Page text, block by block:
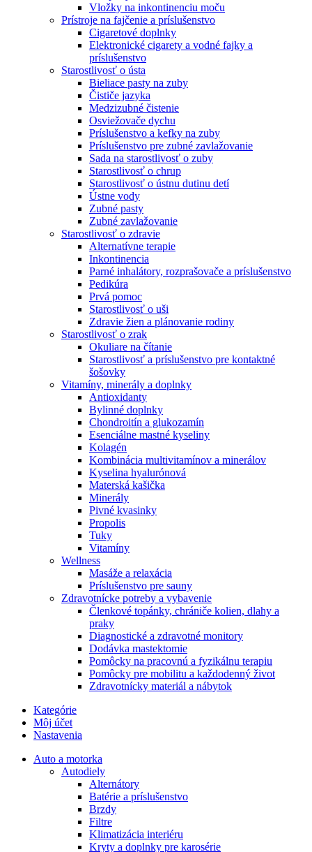
Vložky na inkontinenciu moču
Prístroje na fajčenie a príslušenstvo
Cigaretové doplnky
Elektronické cigarety a vodné fajky a
príslušenstvo
Starostlivosť o ústa
Bieliace pasty na zuby
Čističe jazyka
Medzizubné čistenie
Osviežovače dychu
Príslušenstvo a kefky na zuby
Príslušenstvo pre zubné zavlažovanie
Sada na starostlivosť o zuby
Starostlivosť o chrup
Starostlivosť o ústnu dutinu detí
Ústne vody
Zubné pasty
Zubné zavlažovanie
Starostlivosť o zdravie
Alternatívne terapie
Inkontinencia
Parné inhalátory, rozprašovače a príslušenstvo
Pedikúra
Prvá pomoc
Starostlivosť o uši
Zdravie žien a plánovanie rodiny
Starostlivosť o zrak
Okuliare na čítanie
Starostlivosť a príslušenstvo pre kontaktné
šošovky
Vitamíny, minerály a doplnky
Antioxidanty
Bylinné doplnky
Chondroitín a glukozamín
Esenciálne mastné kyseliny
Kolagén
Kombinácia multivitamínov a minerálov
Kyselina hyalurónová
Materská kašička
Minerály
Pivné kvasinky
Propolis
Tuky
Vitamíny
Wellness
Masáže a relaxácia
Príslušenstvo pre sauny
Zdravotnícke potreby a vybavenie
Členkové topánky, chrániče kolien, dlahy a
praky
Diagnostické a zdravotné monitory
Dodávka mastektomie
Pomôcky na pracovnú a fyzikálnu terapiu
Pomôcky pre mobilitu a každodenný život
Zdravotnícky materiál a nábytok
Kategórie
Môj účet
Nastavenia
Auto a motorka
Autodiely
Alternátory
Batérie a príslušenstvo
Brzdy
Filtre
Klimatizácia interiéru
Kryty a doplnky pre karosérie